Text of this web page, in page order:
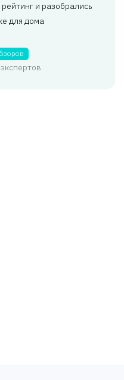
и разобрались
для дома